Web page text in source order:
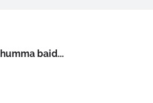
baid...